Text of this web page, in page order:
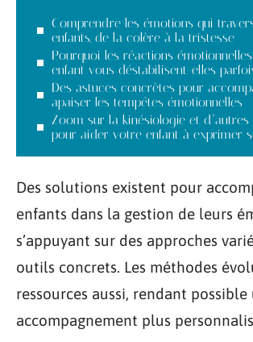
Comprendre les émotions qui
enfants, de la colère à la tristesse
Pourquoi les réactions
enfant vous déstabilisent-elles
Des astuces concrètes pour
apaiser les tempêtes émotionnelles
Zoom sur la kinésiologie et
pour aider votre enfant à exprimer
Des solutions existent pour
enfants dans la gestion de leurs
s’appuyant sur des approches
outils concrets. Les méthodes
ressources aussi, rendant possible
accompagnement plus